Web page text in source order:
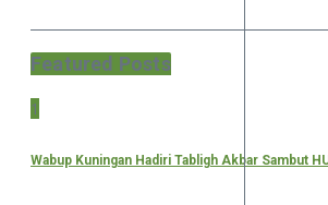
Featured Posts
1
Wabup Kuningan Hadiri Tabligh Akbar Sambut